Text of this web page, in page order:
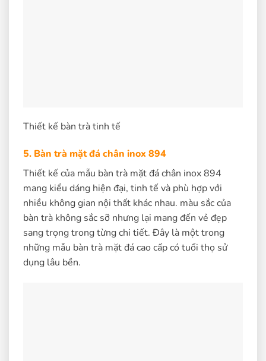
Thiết kế bàn trà tinh tế
5. Bàn trà mặt đá chân inox 894
Thiết kế của mẫu bàn trà mặt đá chân inox 894
mang kiểu dáng hiện đại, tinh tế và phù hợp với
nhiều không gian nội thất khác nhau. màu sắc của
bàn trà không sắc sỡ nhưng lại mang đến vẻ đẹp
sang trọng trong từng chi tiết. Đây là một trong
những mẫu bàn trà mặt đá cao cấp có tuổi thọ sử
dụng lâu bền.